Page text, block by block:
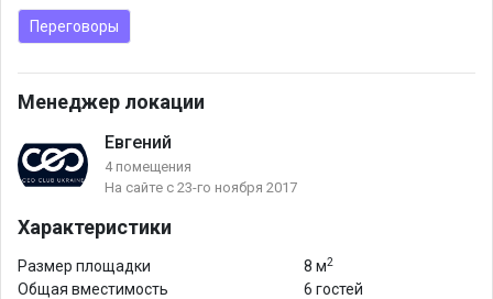
Переговоры
Менеджер локации
Евгений
4 помещения
На сайте с 23-го ноября 2017
Характеристики
Размер площадки 8 м2
Общая вместимость 6 гостей